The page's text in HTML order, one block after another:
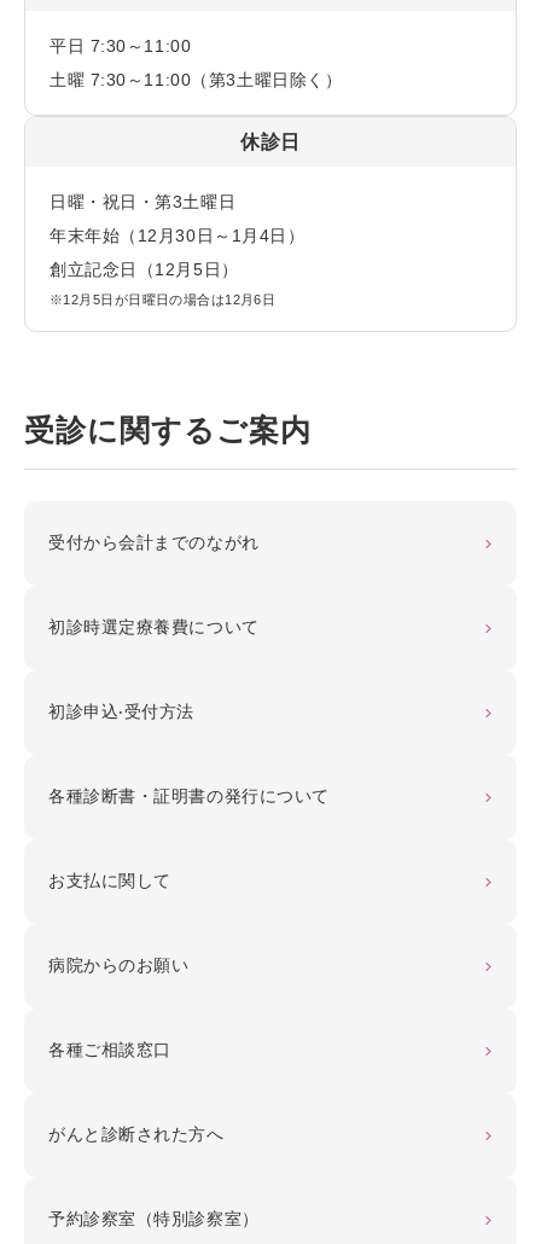
平日 7:30～11:00
土曜 7:30～11:00（第3土曜日除く）
休診日
日曜・祝日・第3土曜日
年末年始（12月30日～1月4日）
創立記念日（12月5日）
※12月5日が日曜日の場合は12月6日
受診に関するご案内
受付から会計までのながれ
初診時選定療養費について
初診申込‧受付方法
各種診断書・証明書の発行について
お支払に関して
病院からのお願い
各種ご相談窓口
がんと診断された方へ
予約診察室（特別診察室）